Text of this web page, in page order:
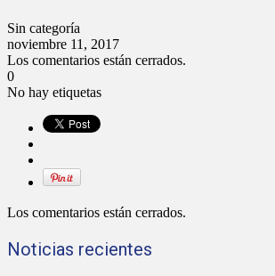
Sin categoría
noviembre 11, 2017
Los comentarios están cerrados.
0
No hay etiquetas
Los comentarios están cerrados.
Noticias recientes